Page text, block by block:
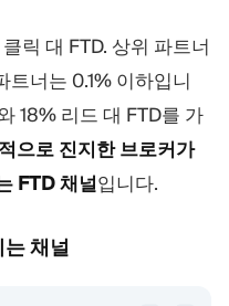
릭 대 FTD. 상위 파트너
트너는 0.1% 이하입니
18% 리드 대 FTD를 가
으로 진지한 브로커가
FTD 채널입니다.
채널